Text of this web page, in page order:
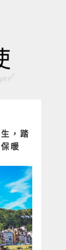
，踏
暖